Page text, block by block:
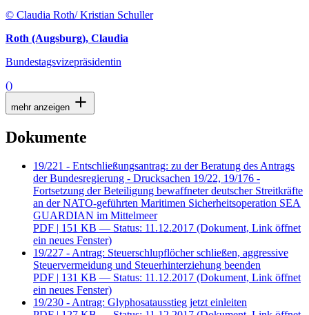
© Claudia Roth/ Kristian Schuller
Roth (Augsburg), Claudia
Bundestagsvizepräsidentin
()
mehr anzeigen
Dokumente
19/221 - Entschließungsantrag: zu der Beratung des Antrags
der Bundesregierung - Drucksachen 19/22, 19/176 -
Fortsetzung der Beteiligung bewaffneter deutscher Streitkräfte
an der NATO-geführten Maritimen Sicherheitsoperation SEA
GUARDIAN im Mittelmeer
PDF | 151 KB — Status: 11.12.2017 (Dokument, Link öffnet
ein neues Fenster)
19/227 - Antrag: Steuerschlupflöcher schließen, aggressive
Steuervermeidung und Steuerhinterziehung beenden
PDF | 131 KB — Status: 11.12.2017 (Dokument, Link öffnet
ein neues Fenster)
19/230 - Antrag: Glyphosatausstieg jetzt einleiten